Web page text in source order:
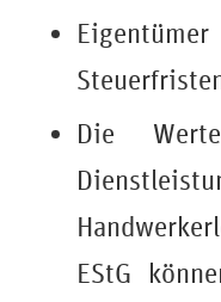
Die
EStG